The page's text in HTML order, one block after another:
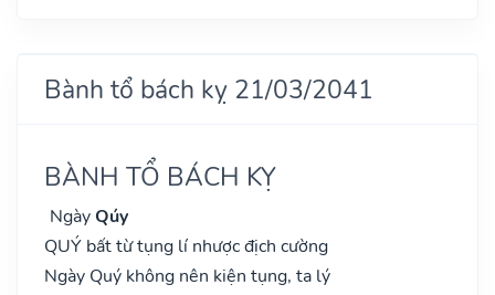
Bành tổ bách kỵ 21/03/2041
BÀNH TỔ BÁCH KỴ
NgàyQúy
QUÝ bất từ tụng lí nhược địch cường
Ngày Quý không nên kiện tụng, ta lý